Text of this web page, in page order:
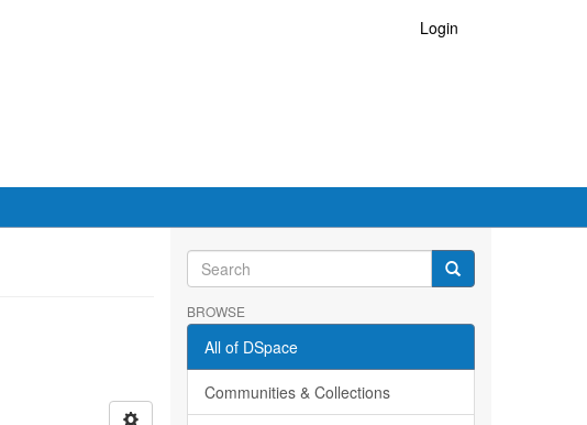
Login
BROWSE
All of DSpace
Communities & Collections